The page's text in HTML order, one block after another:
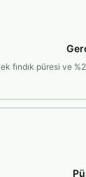
fındık püresi ve